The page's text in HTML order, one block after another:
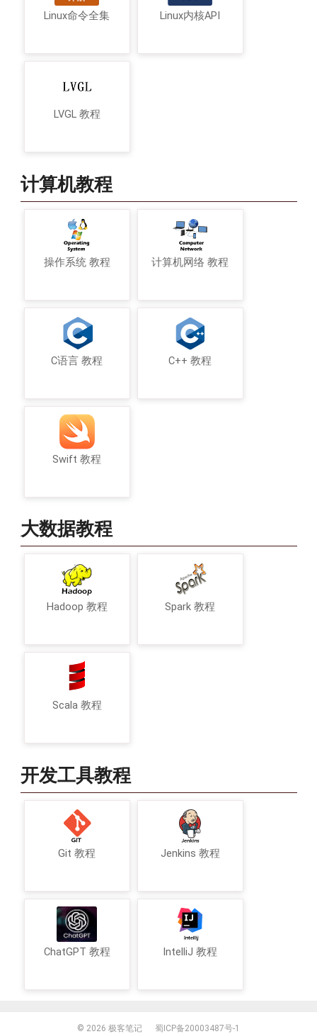
Linux命令全集 Linux内核API
LVGL 教程
计算机教程
操作系统 教程 计算机网络 教程
C语言 教程 C++ 教程
Swift 教程
大数据教程
Hadoop 教程 Spark 教程
Scala 教程
开发工具教程
Git 教程 Jenkins 教程
ChatGPT 教程 IntelliJ 教程
© 2026 极客笔记 蜀ICP备20003487号-1